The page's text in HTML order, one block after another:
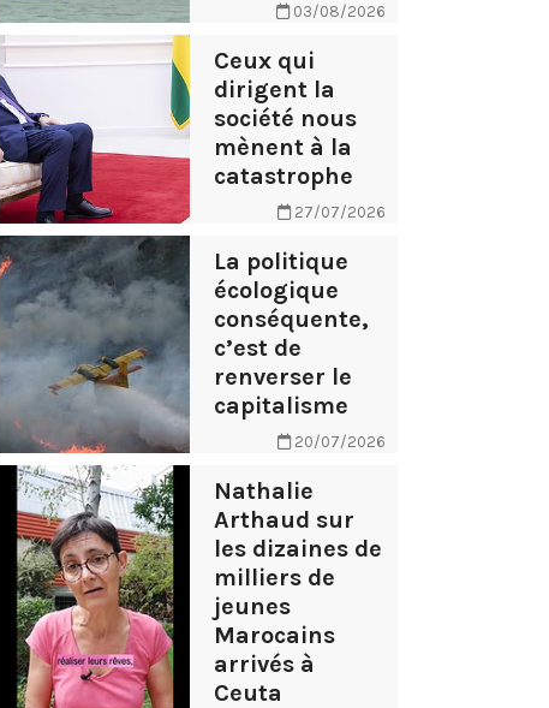
03/08/2026
Ceux qui
dirigent la
société nous
mènent à la
catastrophe
27/07/2026
La politique
écologique
conséquente,
c’est de
renverser le
capitalisme
20/07/2026
Nathalie
Arthaud sur
les dizaines de
milliers de
jeunes
Marocains
arrivés à
Ceuta